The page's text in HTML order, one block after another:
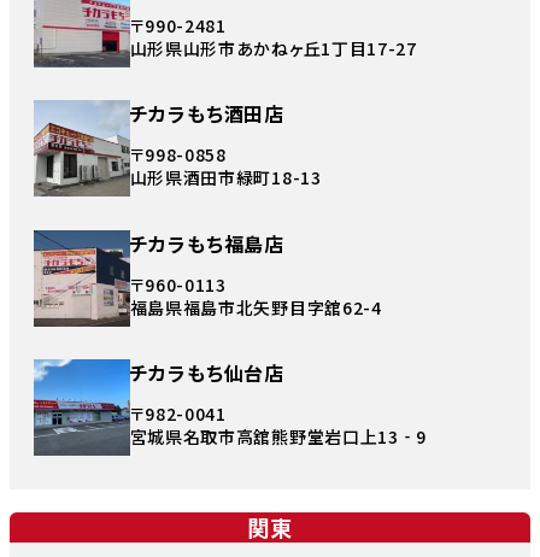
〒990-2481
山形県山形市あかねヶ丘1丁目17-27
チカラもち酒田店
〒998-0858
山形県酒田市緑町18-13
チカラもち福島店
〒960-0113
福島県福島市北矢野目字舘62-4
チカラもち仙台店
〒982-0041
宮城県名取市高舘熊野堂岩口上13‐9
関東